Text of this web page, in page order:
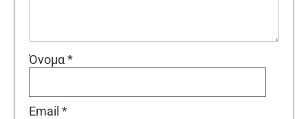
Όνομα*
Email *